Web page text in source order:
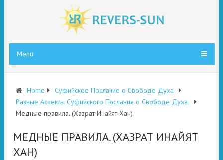
Menu
Home
Суфийское Послание о Свободе Духа
Разные Аспекты Суфийского Послания о Свободе Духа.
Медные правила. (Хазрат Инайят Хан)
МЕДНЫЕ ПРАВИЛА. (ХАЗРАТ ИНАЙЯТ
ХАН)